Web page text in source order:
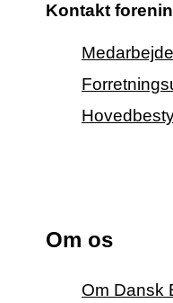
Kontakt
Om os
Om Dansk